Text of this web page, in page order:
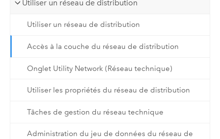
Utiliser un réseau de distribution
Utiliser un réseau de distribution
Accès à la couche du réseau de distribution
Onglet Utility Network (Réseau technique)
Utiliser les propriétés du réseau de distribution
Tâches de gestion du réseau technique
Administration du jeu de données du réseau de